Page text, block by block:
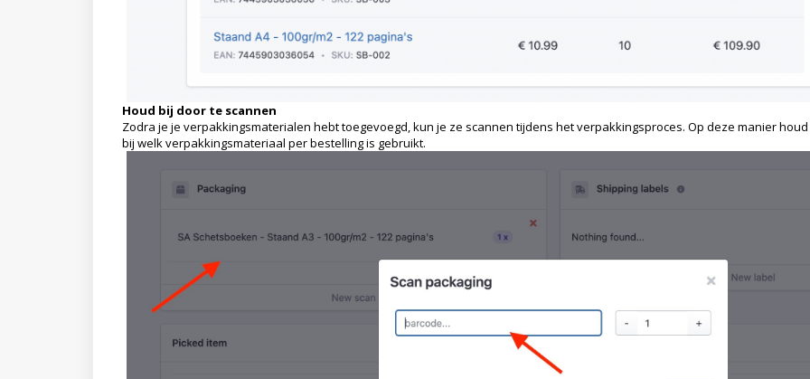
Houd bij door te scannen
Zodra je je verpakkingsmaterialen hebt toegevoegd, kun je ze scannen tijdens het verpakkingsproces. Op deze manier
bij welk verpakkingsmateriaal per bestelling is gebruikt.